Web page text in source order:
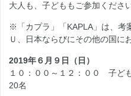
大人も、子どももご参加ください
※「カプラ」「KAPLA」は、 考
Ｕ、日本ならびにその他の国に
2019年６月９日（日）
１０：００～１２：００ 子ど
20名